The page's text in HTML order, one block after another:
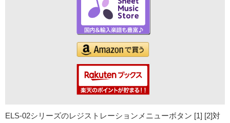
ELS-02シリーズのレジストレーションメニューボタン [1] [2]対